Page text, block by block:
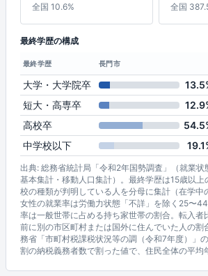
全国 10.6% 全国
最終学歴の構成
最終学歴 長門市
大学・大学院卒
短大・高専卒
高校卒
中学校以下
出典: 総務省統計局「令和2年国勢調査」（就業
基本集計・移動人口集計）。最終学歴は15歳以
校の種類が判明している人を分母に集計（在学中
女性の就業率は労働力状態「不詳」を除く25〜
率は一般世帯に占める持ち家世帯の割合。転入者
前に別の市区町村または国外に住んでいた人の割
務省「市町村税課税状況等の調（令和7年度）」
割の納税義務者数で割った値で、住民全体の平均